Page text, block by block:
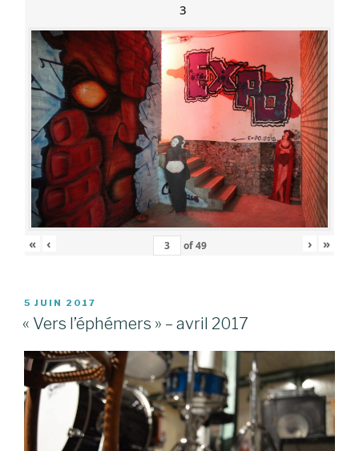
3
« ‹ of49 › »
PUBLIÉ
LE
5 JUIN 2017
« Vers l’éphémers » – avril 2017